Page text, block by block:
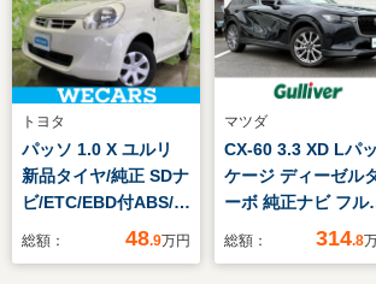
トヨタ
パッソ 1.0 X ユルリ
新品タイヤ/純正 SDナ
ビ/ETC/EBD付ABS/ワ
ンセグTV/エアバッグ
総額： 48.9万円
マツダ
CX-60 3.3 XD Lパッ
ケージ ディーゼル
ーボ 純正ナビ フル
グTV 全周囲カメラ
総額： 314.8